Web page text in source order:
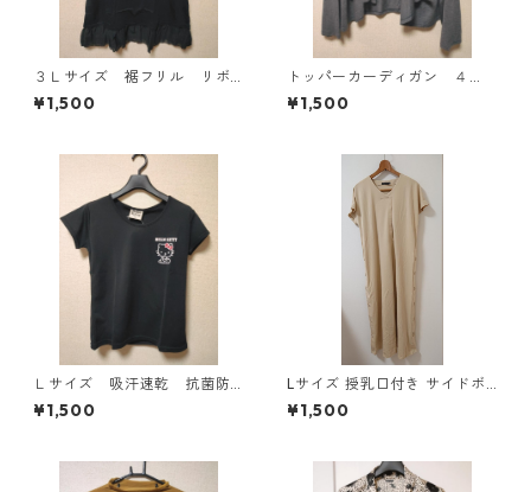
３Ｌサイズ 裾フリル リボ
ン付きタンクトップ ブラッ
ク KAE-4788
¥1,500
トッパーカーディガン ４
Ｌ グレー KAE-4814
¥1,500
Ｌサイズ 吸汗速乾 抗菌防
臭・消臭 ハローキティ ド
ライメッシュＴシャツ ブラ
¥1,500
Lサイズ 授乳口付き サイドボ
タンデザイン ワンピース マタ
ニティ ベージュ ◆KIY-1303
¥1,500